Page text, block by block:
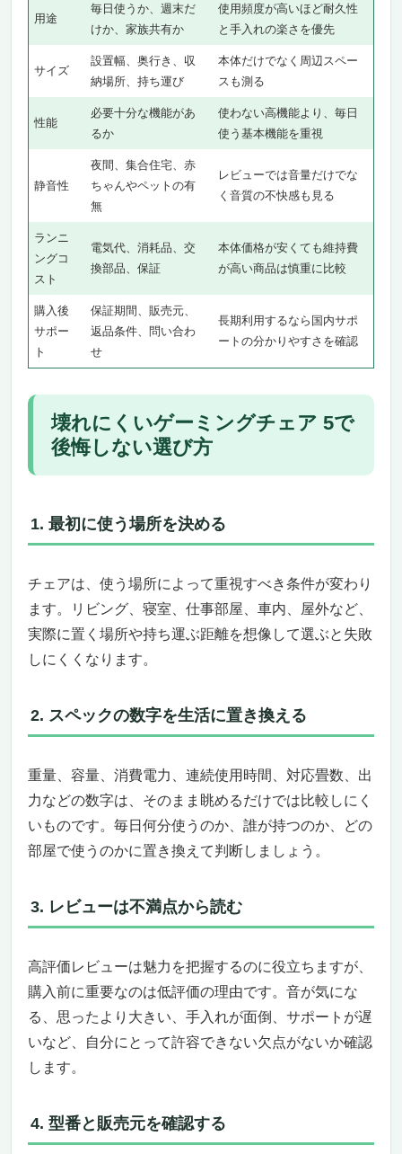
国内サポートで安心の日本ブランド
180cm以上の方も窮屈さを感じないハイバック
設計
Bauhutte G-571-BKのメリット・デメリット
【5位】 Bauhutte Streamer’s Chair G-210-WH｜
5位｜顔が小さく映る！配信者向けの最適解
ソファのような快適さ×大きな背もたれで映え
重視
Bauhutte Streamer’s Chair G-210-WHのメリッ
ト・デメリット
① PUレザーは月1で乾拭きする
③ ネジの緩みを定期的に締め直す
④ 直射日光・高温多湿を避ける
⑤ 耐荷重を絶対に超えない
価格帯別おすすめ｜予算で選ぶ正解の1脚
3〜4万円台：Bauhutte Streamer’s Chair /
Bauhutte G-571-BK
4〜6万円台：AutoFull M6
9〜12万円台：Secretlab TITAN Evo Black
購入前の最終チェックリスト
イテム
チェアマット
フットレスト・オットマン
ランバーサポート・座布団
壊れにくいゲーミングチェアの「真実」と購入の
判断基準
🏆 とにかく長く使いたい人
💪 大柄・体重があって耐荷重が気になる人
💰 コスパ重視で5万円以内にしたい人
📺 配信者・YouTuber
Q. ゲーミングチェアは何年くらい使える？
Q. ガスシリンダーは交換できる？
ち？
Q. 組み立ては自分でできる？
Q. 床を傷つけない方法は？
Q. 中古で買うのはアリ？
まとめ｜壊れにくいゲーミングチェアの最適解
用途
毎日使うか、週末だ
けか、家族共有か
使用頻度が高いほど耐久性
と手入れの楽さを優先
サイズ
設置幅、奥行き、収
納場所、持ち運び
本体だけでなく周辺スペー
スも測る
性能
必要十分な機能があ
るか
使わない高機能より、毎日
使う基本機能を重視
静音性
夜間、集合住宅、赤
ちゃんやペットの有
無
レビューでは音量だけでな
く音質の不快感も見る
ランニ
ングコ
スト
電気代、消耗品、交
換部品、保証
本体価格が安くても維持費
が高い商品は慎重に比較
購入後
サポー
ト
保証期間、販売元、
返品条件、問い合わ
せ
長期利用するなら国内サポ
ートの分かりやすさを確認
壊れにくいゲーミングチェア 5で
後悔しない選び方
1. 最初に使う場所を決める
チェアは、使う場所によって重視すべき条件が変わり
ます。リビング、寝室、仕事部屋、車内、屋外など、
実際に置く場所や持ち運ぶ距離を想像して選ぶと失敗
しにくくなります。
2. スペックの数字を生活に置き換える
重量、容量、消費電力、連続使用時間、対応畳数、出
力などの数字は、そのまま眺めるだけでは比較しにく
いものです。毎日何分使うのか、誰が持つのか、どの
部屋で使うのかに置き換えて判断しましょう。
3. レビューは不満点から読む
高評価レビューは魅力を把握するのに役立ちますが、
購入前に重要なのは低評価の理由です。音が気にな
る、思ったより大きい、手入れが面倒、サポートが遅
いなど、自分にとって許容できない欠点がないか確認
します。
4. 型番と販売元を確認する